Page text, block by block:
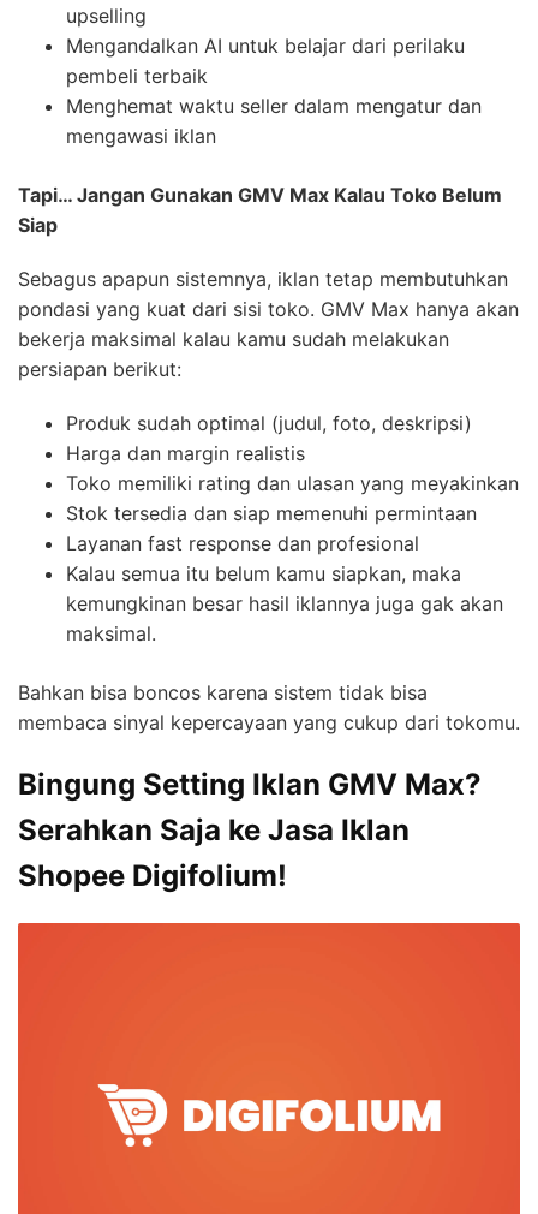
upselling
Mengandalkan AI untuk belajar dari perilaku
pembeli terbaik
Menghemat waktu seller dalam mengatur dan
mengawasi iklan
Tapi… Jangan Gunakan GMV Max Kalau Toko Belum
Siap
Sebagus apapun sistemnya, iklan tetap membutuhkan
pondasi yang kuat dari sisi toko. GMV Max hanya akan
bekerja maksimal kalau kamu sudah melakukan
persiapan berikut:
Produk sudah optimal (judul, foto, deskripsi)
Harga dan margin realistis
Toko memiliki rating dan ulasan yang meyakinkan
Stok tersedia dan siap memenuhi permintaan
Layanan fast response dan profesional
Kalau semua itu belum kamu siapkan, maka
kemungkinan besar hasil iklannya juga gak akan
maksimal.
Bahkan bisa boncos karena sistem tidak bisa
membaca sinyal kepercayaan yang cukup dari tokomu.
Bingung Setting Iklan GMV Max?
Serahkan Saja ke Jasa Iklan
Shopee Digifolium!